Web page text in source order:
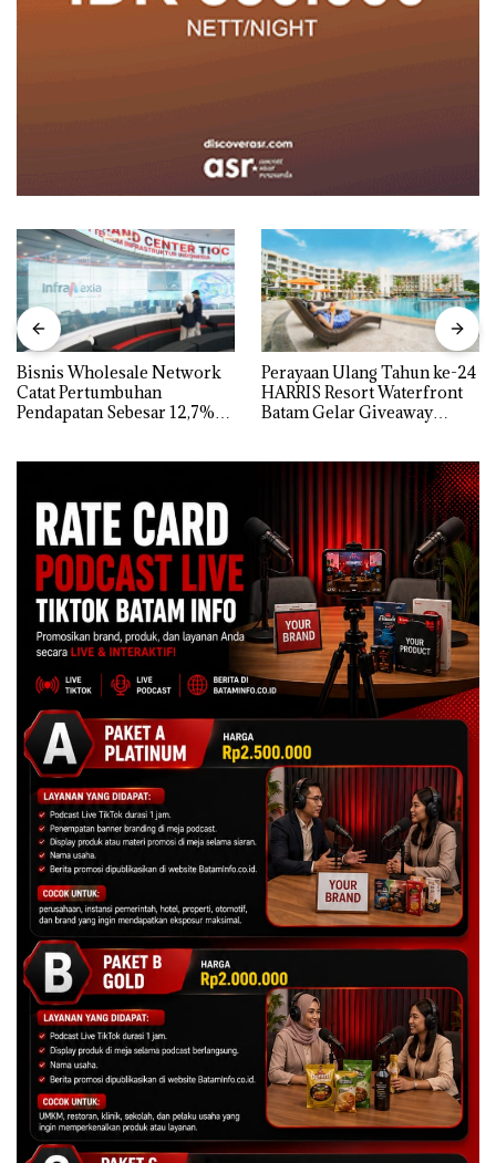
Bisnis Wholesale Network
Catat Pertumbuhan
Pendapatan Sebesar 12,7%
Perayaan Ulang Tahun ke-24
HARRIS Resort Waterfront
Batam Gelar Giveaway